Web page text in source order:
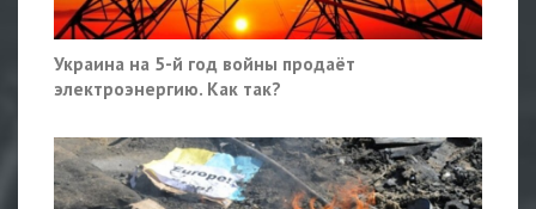
Украина на 5-й год войны продаёт
электроэнергию. Как так?